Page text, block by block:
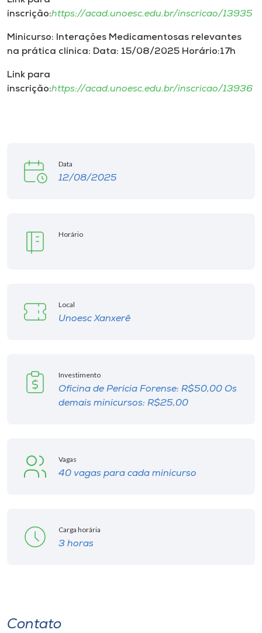
inscrição:https://acad.unoesc.edu.br/inscricao/13935
Minicurso: Interações Medicamentosas relevantes
na prática clínica: Data: 15/08/2025 Horário:17h
Link para
inscrição:https://acad.unoesc.edu.br/inscricao/13936
Data
12/08/2025
Horário
Local
Unoesc Xanxerê
Investimento
Oficina de Perícia Forense: R$50,00 Os
demais minicursos: R$25,00
Vagas
40 vagas para cada minicurso
Carga horária
3 horas
Contato